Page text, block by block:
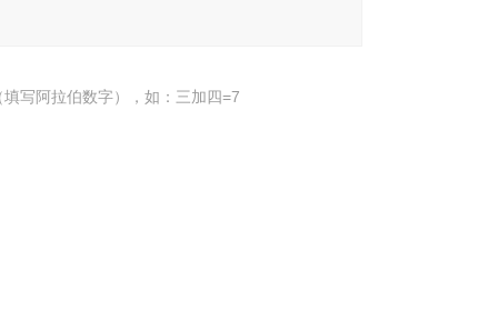
写阿拉伯数字），如：三加四=7